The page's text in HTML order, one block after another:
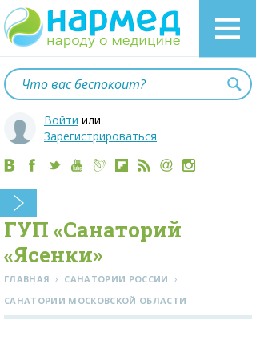
Войти или
Зарегистрироваться
ГУП «Санаторий
«Ясенки»
ГЛАВНАЯ › САНАТОРИИ РОССИИ ›
CАНАТОРИИ МОСКОВСКОЙ ОБЛАСТИ